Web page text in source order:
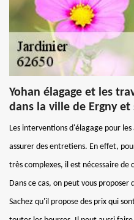
Yohan élagage et les
dans la ville de Ergny et
Les interventions d'élagage pour
assurer des entretiens. En effet,
très complexes, il est nécessaire
Dans ce cas, on peut vous
Sachez qu'il propose des prix qui